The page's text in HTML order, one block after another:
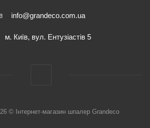
info@grandeco.com.ua
м. Київ, вул. Ентузіастів 5
© Інтернет-магазин шпалер Grandeco